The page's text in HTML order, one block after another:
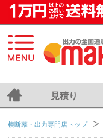
見積り
横断幕・出力専門店トップ